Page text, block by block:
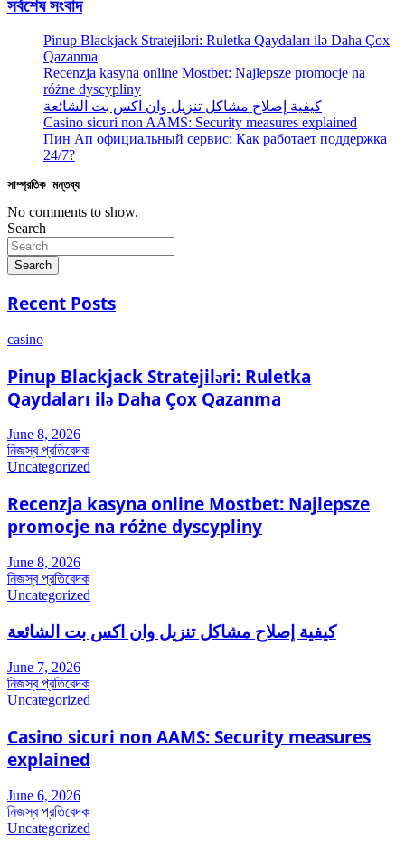
সর্বশেষ সংবাদ
Pinup Blackjack Stratejiləri: Ruletka Qaydaları ilə Daha Çox
Qazanma
Recenzja kasyna online Mostbet: Najlepsze promocje na
różne dyscypliny
كيفية إصلاح مشاكل تنزيل وان اكس بت الشائعة
Casino sicuri non AAMS: Security measures explained
Пин Ап официальный сервис: Как работает поддержка
24/7?
সাম্প্রতিক মন্তব্য
No comments to show.
Search
Search
Recent Posts
casino
Pinup Blackjack Stratejiləri: Ruletka
Qaydaları ilə Daha Çox Qazanma
June 8, 2026
নিজস্ব প্রতিবেদক
Uncategorized
Recenzja kasyna online Mostbet: Najlepsze
promocje na różne dyscypliny
June 8, 2026
নিজস্ব প্রতিবেদক
Uncategorized
كيفية إصلاح مشاكل تنزيل وان اكس بت الشائعة
June 7, 2026
নিজস্ব প্রতিবেদক
Uncategorized
Casino sicuri non AAMS: Security measures
explained
June 6, 2026
নিজস্ব প্রতিবেদক
Uncategorized